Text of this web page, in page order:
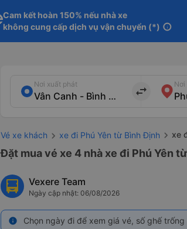
Cam kết hoàn 150% nếu nhà xe
không cung cấp dịch vụ vận chuyển (*) info
Nơi xuất phát
import_export
Nơi
Vé xe khách xe đi Phú Yên từ Bình Định xe
Đặt mua vé xe 4 nhà xe đi Phú Yên
Vexere Team
Ngày cập nhật: 06/08/2026
info Chọn ngày đi để xem giá vé, số ghế